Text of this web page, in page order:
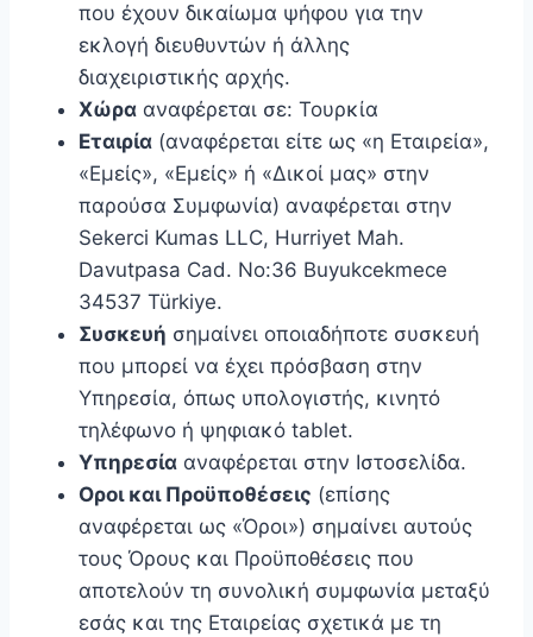
που έχουν δικαίωμα ψήφου για την
εκλογή διευθυντών ή άλλης
διαχειριστικής αρχής.
Χώρα αναφέρεται σε: Τουρκία
Εταιρία (αναφέρεται είτε ως «η Εταιρεία»,
«Εμείς», «Εμείς» ή «Δικοί μας» στην
παρούσα Συμφωνία) αναφέρεται στην
Sekerci Kumas LLC, Hurriyet Mah.
Davutpasa Cad. No:36 Buyukcekmece
34537 Türkiye.
Συσκευή σημαίνει οποιαδήποτε συσκευή
που μπορεί να έχει πρόσβαση στην
Υπηρεσία, όπως υπολογιστής, κινητό
τηλέφωνο ή ψηφιακό tablet.
Υπηρεσία αναφέρεται στην Ιστοσελίδα.
Οροι και Προϋποθέσεις (επίσης
αναφέρεται ως «Όροι») σημαίνει αυτούς
τους Όρους και Προϋποθέσεις που
αποτελούν τη συνολική συμφωνία μεταξύ
εσάς και της Εταιρείας σχετικά με τη